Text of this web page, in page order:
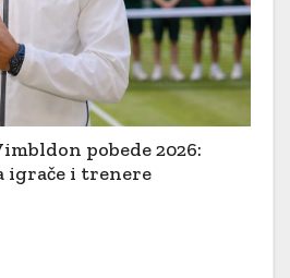
pobede 2026:
igrače i trenere